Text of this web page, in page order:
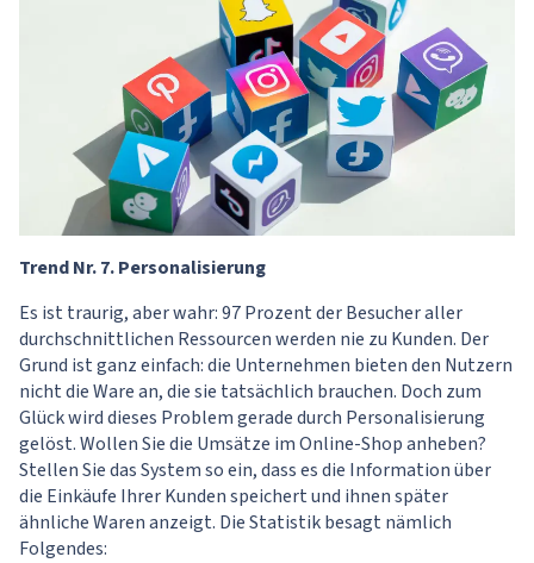
Trend Nr. 7. Personalisierung
Es ist traurig, aber wahr: 97 Prozent der Besucher aller
durchschnittlichen Ressourcen werden nie zu Kunden. Der
Grund ist ganz einfach: die Unternehmen bieten den Nutzern
nicht die Ware an, die sie tatsächlich brauchen. Doch zum
Glück wird dieses Problem gerade durch Personalisierung
gelöst. Wollen Sie die Umsätze im Online-Shop anheben?
Stellen Sie das System so ein, dass es die Information über
die Einkäufe Ihrer Kunden speichert und ihnen später
ähnliche Waren anzeigt. Die Statistik besagt nämlich
Folgendes: